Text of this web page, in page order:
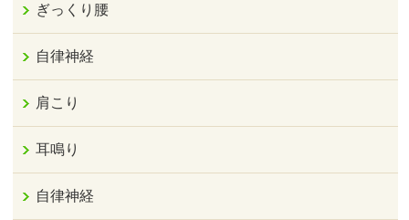
ぎっくり腰
自律神経
肩こり
耳鳴り
自律神経